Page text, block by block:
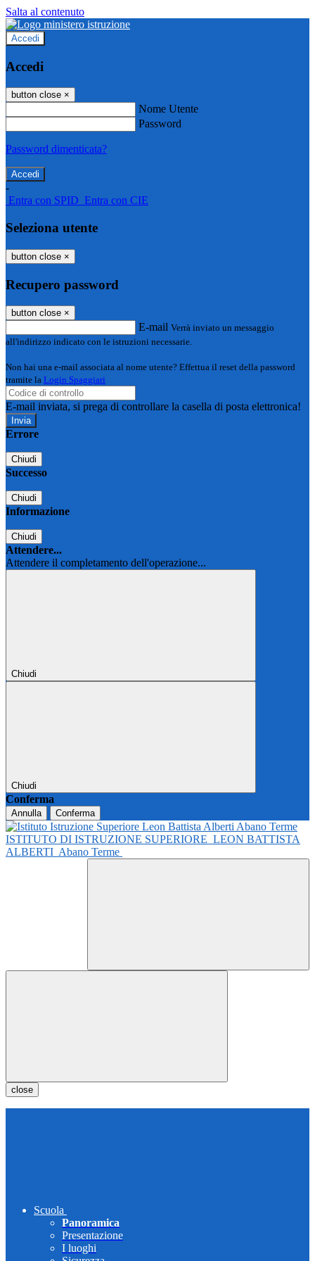
Salta al contenuto
Accedi
Accedi
button close ×
Nome Utente
Password
Password dimenticata?
-
Entra con SPID Entra con CIE
Seleziona utente
button close ×
Recupero password
button close ×
E-mail Verrà inviato un messaggio
all'indirizzo indicato con le istruzioni necessarie.
Non hai una e-mail associata al nome utente? Effettua il reset della password
tramite la Login Spaggiari
E-mail inviata, si prega di controllare la casella di posta elettronica!
Errore
Chiudi
Successo
Chiudi
Informazione
Chiudi
Attendere...
Attendere il completamento dell'operazione...
Chiudi
Chiudi
Conferma
Annulla Conferma
ISTITUTO DI ISTRUZIONE SUPERIORE LEON BATTISTA
ALBERTI Abano Terme
close
Scuola
Panoramica
Presentazione
I luoghi